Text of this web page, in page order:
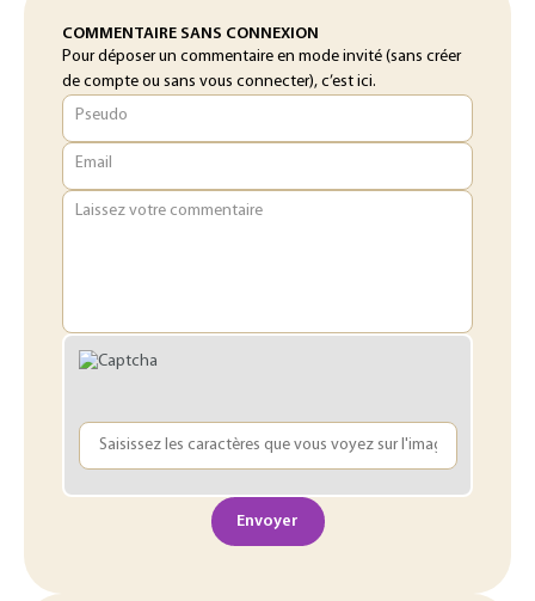
COMMENTAIRE SANS CONNEXION
Pour déposer un commentaire en mode invité (sans créer
de compte ou sans vous connecter), c’est ici.
Pseudo
Email
Laissez votre commentaire
Envoyer